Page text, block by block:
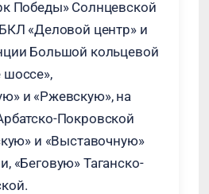
Победы» Солнцевской
«Деловой центр» и
Большой кольцевой
и «Ржевскую», на
Покровской
и «Выставочную»
«Беговую» Таганско-